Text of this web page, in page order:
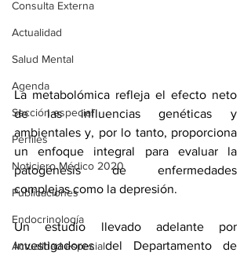
Consulta Externa
Actualidad
Salud Mental
Agenda
Sección especial
Perfiles
Noticiero Médico 2020
Publicaciones
Endocrinología
Actualidad especial
La metabolómica refleja el efecto neto
de las influencias genéticas y
ambientales y, por lo tanto, proporciona
un enfoque integral para evaluar la
patogénesis de enfermedades
complejas como la depresión.
Un estudio llevado adelante por
investigadores del Departamento de